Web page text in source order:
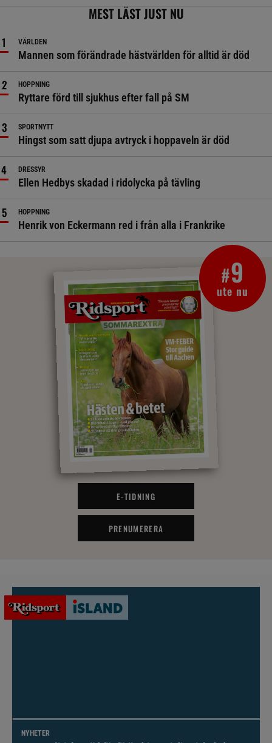
MEST LÄST JUST NU
VÄRLDEN
Mannen som förändrade hästvärlden för alltid är död
HOPPNING
Ryttare förd till sjukhus efter fall på SM
SPORTNYTT
Hingst som satt djupa avtryck i hoppaveln är död
DRESSYR
Ellen Hedbys skadad i ridolycka på tävling
HOPPNING
Henrik von Eckermann red i från alla i Frankrike
#9
ute nu
E-TIDNING
PRENUMERERA
NYHETER